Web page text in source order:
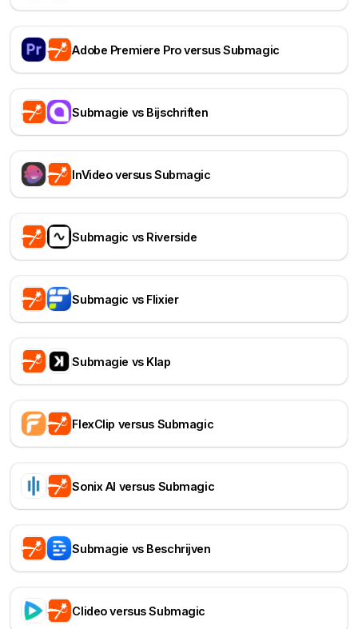
Adobe Premiere Pro versus Submagic
Submagie vs Bijschriften
InVideo versus Submagic
Submagic vs Riverside
Submagic vs Flixier
Submagie vs Klap
FlexClip versus Submagic
Sonix AI versus Submagic
Submagie vs Beschrijven
Clideo versus Submagic